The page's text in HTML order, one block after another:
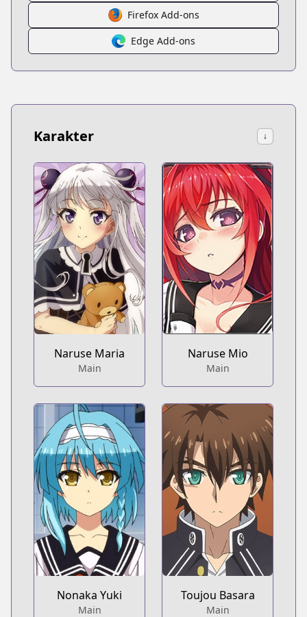
Firefox Add-ons
Edge Add-ons
Karakter ↓
Naruse Maria
Main
Naruse Mio
Main
Nonaka Yuki
Main
Toujou Basara
Main